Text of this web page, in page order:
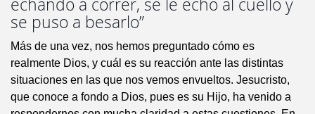
echando a correr, se le echó al cuello y
se puso a besarlo”
Más de una vez, nos hemos preguntado cómo es
realmente Dios, y cuál es su reacción ante las distintas
situaciones en las que nos vemos envueltos. Jesucristo,
que conoce a fondo a Dios, pues es su Hijo, ha venido a